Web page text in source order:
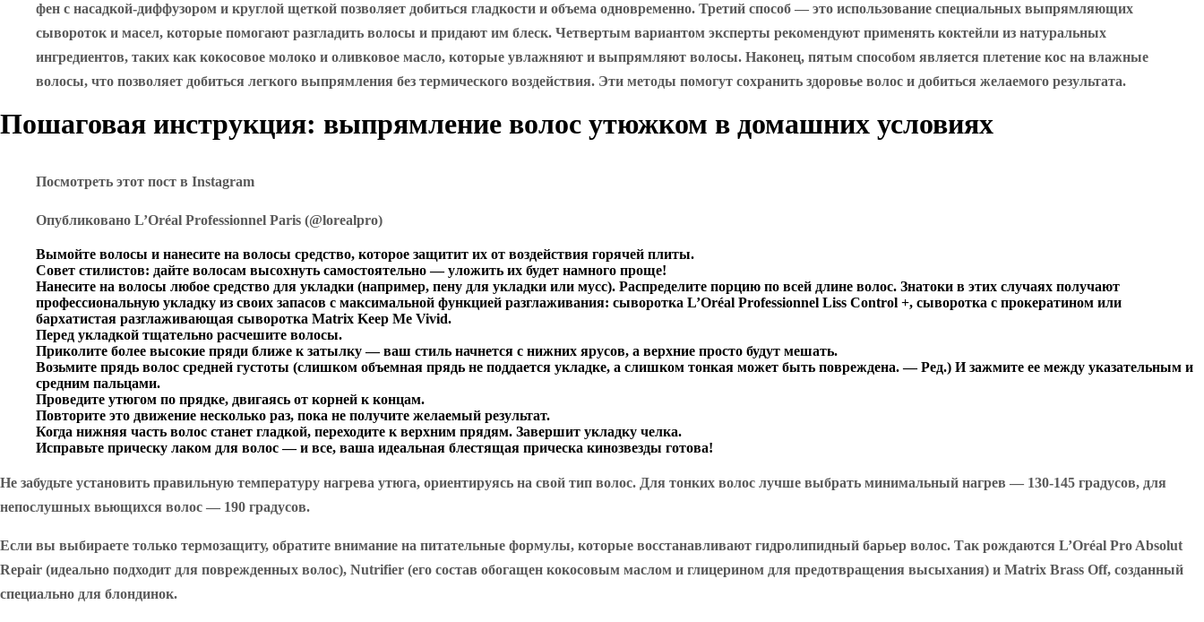
фен с насадкой-диффузором и круглой щеткой позволяет добиться гладкости и объема одновременно. Третий способ — это использование специальных выпрямляющих
сывороток и масел, которые помогают разгладить волосы и придают им блеск. Четвертым вариантом эксперты рекомендуют применять коктейли из натуральных
ингредиентов, таких как кокосовое молоко и оливковое масло, которые увлажняют и выпрямляют волосы. Наконец, пятым способом является плетение кос на влажные
волосы, что позволяет добиться легкого выпрямления без термического воздействия. Эти методы помогут сохранить здоровье волос и добиться желаемого результата.
Пошаговая инструкция: выпрямление волос утюжком в домашних условиях
Посмотреть этот пост в Instagram
Опубликовано L’Oréal Professionnel Paris (@lorealpro)
Вымойте волосы и нанесите на волосы средство, которое защитит их от воздействия горячей плиты.
Совет стилистов: дайте волосам высохнуть самостоятельно — уложить их будет намного проще!
Нанесите на волосы любое средство для укладки (например, пену для укладки или мусс). Распределите порцию по всей длине волос. Знатоки в этих случаях получают
профессиональную укладку из своих запасов с максимальной функцией разглаживания: сыворотка L’Oréal Professionnel Liss Control +, сыворотка с прокератином или
бархатистая разглаживающая сыворотка Matrix Keep Me Vivid.
Перед укладкой тщательно расчешите волосы.
Приколите более высокие пряди ближе к затылку — ваш стиль начнется с нижних ярусов, а верхние просто будут мешать.
Возьмите прядь волос средней густоты (слишком объемная прядь не поддается укладке, а слишком тонкая может быть повреждена. — Ред.) И зажмите ее между указательным и
средним пальцами.
Проведите утюгом по прядке, двигаясь от корней к концам.
Повторите это движение несколько раз, пока не получите желаемый результат.
Когда нижняя часть волос станет гладкой, переходите к верхним прядям. Завершит укладку челка.
Исправьте прическу лаком для волос — и все, ваша идеальная блестящая прическа кинозвезды готова!
Не забудьте установить правильную температуру нагрева утюга, ориентируясь на свой тип волос. Для тонких волос лучше выбрать минимальный нагрев — 130-145 градусов, для
непослушных вьющихся волос — 190 градусов.
Если вы выбираете только термозащиту, обратите внимание на питательные формулы, которые восстанавливают гидролипидный барьер волос. Так рождаются L’Oréal Pro Absolut
Repair (идеально подходит для поврежденных волос), Nutrifier (его состав обогащен кокосовым маслом и глицерином для предотвращения высыхания) и Matrix Brass Off, созданный
специально для блондинок.